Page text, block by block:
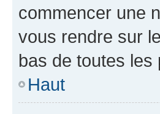
commencer une
vous rendre sur
bas de toutes
Haut